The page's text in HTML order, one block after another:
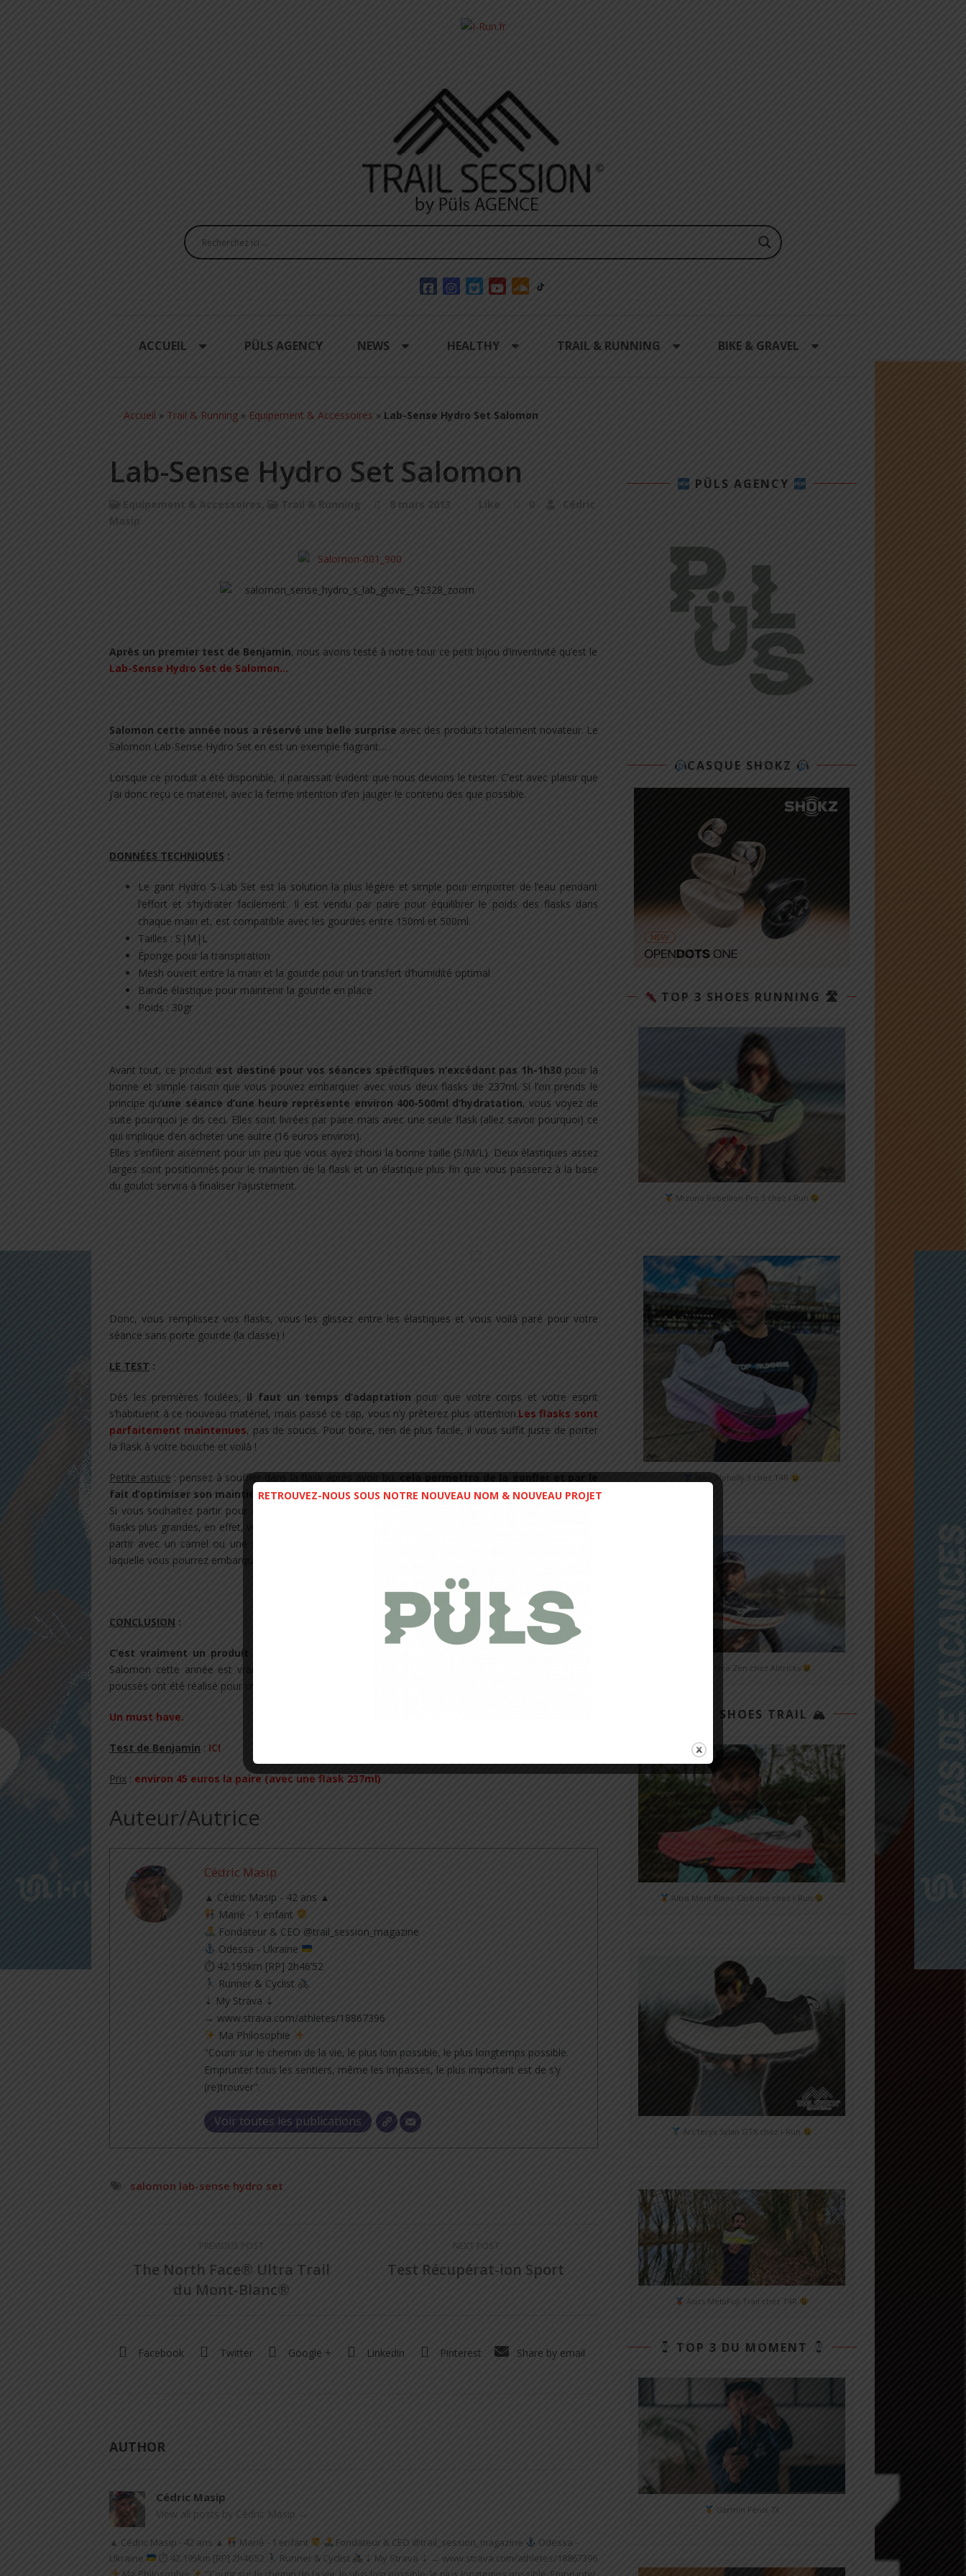
ACCUEIL PÜLS AGENCY NEWS HEALTHY TRAIL & RUNNING BIKE & GRAVEL
Accueil » Trail & Running » Equipement & Accessoires » Lab-Sense Hydro Set Salomon
Lab-Sense Hydro Set Salomon
Equipement & Accessoires, Trail & Running 8 mars 2013 Like 0
Cédric
Masip
Après un premier test de Benjamin, nous avons testé à notre tour ce petit bijou d’inventivité qu’est le
Lab-Sense Hydro Set de Salomon…
Salomon cette année nous a réservé une belle surprise avec des produits totalement novateur. Le
Salomon Lab-Sense Hydro Set en est un exemple flagrant…
Lorsque ce produit a été disponible, il paraissait évident que nous devions le tester. C’est avec plaisir que
j’ai donc reçu ce matériel, avec la ferme intention d’en jauger le contenu des que possible.
DONNÉES TECHNIQUES :
Le gant Hydro S-Lab Set est la solution la plus légère et simple pour emporter de l’eau pendant
l’effort et s’hydrater facilement. Il est vendu par paire pour équilibrer le poids des flasks dans
chaque main et, est compatible avec les gourdes entre 150ml et 500ml.
Tailles : S|M|L
Éponge pour la transpiration
Mesh ouvert entre la main et la gourde pour un transfert d’humidité optimal
Bande élastique pour maintenir la gourde en place
Poids : 30gr
Avant tout, ce produit est destiné pour vos séances spécifiques n’excédant pas 1h-1h30 pour la
bonne et simple raison que vous pouvez embarquer avec vous deux flasks de 237ml. Si l’on prends le
principe qu’une séance d’une heure représente environ 400-500ml d’hydratation, vous voyez de
suite pourquoi je dis ceci. Elles sont livrées par paire mais avec une seule flask (allez savoir pourquoi) ce
qui implique d’en acheter une autre (16 euros environ).
Elles s’enfilent aisément pour un peu que vous ayez choisi la bonne taille (S/M/L). Deux élastiques assez
larges sont positionnés pour le maintien de la flask et un élastique plus fin que vous passerez à la base
du goulot servira à finaliser l’ajustement.
Donc, vous remplissez vos flasks, vous les glissez entre les élastiques et vous voilà paré pour votre
séance sans porte gourde (la classe) !
LE TEST :
Dés les premières foulées, il faut un temps d’adaptation pour que votre corps et votre esprit
s’habituent à ce nouveau matériel, mais passé ce cap, vous n’y prêterez plus attention.Les flasks sont
parfaitement maintenues, pas de soucis. Pour boire, rien de plus facile, il vous suffit juste de porter
la flask à votre bouche et voilà !
Petite astuce : pensez à souffler dans la flask après avoir bu,
fait d’optimiser son maintien dans le système de serrage.
Si vous souhaitez partir pour des sessions plus longues, je ne vous conseillerais pas d’embarquer des
flasks plus grandes, en effet, vous seriez vite gêné par la taille de celles-ci. Je vous conseillerais plutôt de
partir avec un camel ou une ceinture d’hydratation comme la Salomon Belt Advanced Skin Lab dans
laquelle vous pourrez embarquer deux flasks supplémentaires.
CONCLUSION :
C’est vraiment un produit innovant et très pratique.
Salomon cette année est vraiment intéressante et adaptée à notre pratique, on sent que des tests
poussés ont été réalisé pour créer ces produits.
Un must have.
Test de Benjamin : ICI
Prix : environ 45 euros la paire (avec une flask 237ml)
Auteur/Autrice
Cédric Masip
▲ Cédric Masip - 42 ans ▲
Marié - 1 enfant
Fondateur & CEO @trail_session_magazine
Odessa - Ukraine
⏱ 42.195km [RP] 2h46’52
Runner & Cyclist
⇣ My Strava ⇣
→ www.strava.com/athletes/18867396
Ma Philosophie
"Courir sur le chemin de la vie, le plus loin possible, le plus longtemps possible.
Emprunter tous les sentiers, même les impasses, le plus important est de s’y
(re)trouver".
Voir toutes les publications
salomon lab-sense hydro set
PREVIOUS POST
The North Face® Ultra Trail
du Mont-Blanc®
NEXT POST
Test Récupérat-ion Sport
Facebook Twitter Google + Linkedin Pinterest Share by email
AUTHOR
Cédric Masip
View all posts by Cédric Masip →
▲ Cédric Masip - 42 ans ▲ Marié - 1 enfant Fondateur & CEO @trail_session_magazine
Odessa -
Ukraine
⏱ 42.195km [RP] 2h46’52 Runner & Cyclist
⇣ My Strava ⇣ → www.strava.com/athletes/18867396
PÜLS AGENCY
CASQUE SHOKZ
TOP 3 SHOES RUNNING 🛣
Mizuno Rebellion Pro 3 chez i-Run
Nike Alphafly 3 chez T4R
Mizuno Neo Zen chez Alltricks
TOP 3 SHOES TRAIL 🏔
Altra Mont Blanc Carbone chez i-Run
Arc'teryx Sylan GTX chez i-Run
Asics MetaFuji Trail chez T4R
TOP 3 DU MOMENT
Garmin Fénix 7X
RETROUVEZ-NOUS SOUS NOTRE NOUVEAU NOM & NOUVEAU PROJET